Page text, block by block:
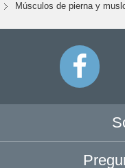
Músculos de pierna y